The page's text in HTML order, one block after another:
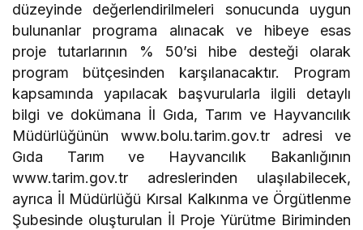
düzeyinde değerlendirilmeleri sonucunda uygun
bulunanlar programa alınacak ve hibeye esas
proje tutarlarının % 50’si hibe desteği olarak
program bütçesinden karşılanacaktır. Program
kapsamında yapılacak başvurularla ilgili detaylı
bilgi ve dokümana İl Gıda, Tarım ve Hayvancılık
Müdürlüğünün www.bolu.tarim.gov.tr adresi ve
Gıda Tarım ve Hayvancılık Bakanlığının
www.tarim.gov.tr adreslerinden ulaşılabilecek,
ayrıca İl Müdürlüğü Kırsal Kalkınma ve Örgütlenme
Şubesinde oluşturulan İl Proje Yürütme Biriminden